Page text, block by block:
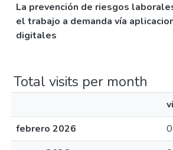
Policies
La prevención de riesgos
el trabajo a demanda vía
digitales
Total visits per month
febrero 2026
0